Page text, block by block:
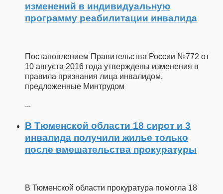
изменений в индивидуальную
программу реабилитации инвалида
Постановлением Правительства России №772 от
10 августа 2016 года утверждены изменения в
правила признания лица инвалидом,
предложенные Минтрудом
...
В Тюменской области 18 сирот и 3
инвалида получили жилье только
после вмешательства прокуратуры
В Тюменской области прокуратура помогла 18